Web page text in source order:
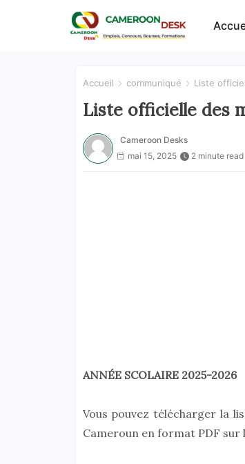
Accueil communiqué Liste
Liste officielle des
Cameroon Desks
mai 15, 2025
2 minute read
ANNÉE SCOLAIRE 2025-2026
Vous pouvez télécharger la
Cameroun en format PDF sur